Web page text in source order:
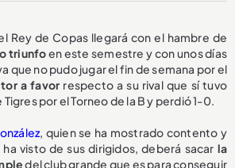
Rey de Copas llegará con el hambre de
triunfoen este semestre y con unos días
que no pudo jugar el fin de semana por el
a favor respecto a su rival que sí tuvo
por el Torneo de la B y perdió 1-0.
, quien se ha mostrado contento y
visto de sus dirigidos, deberá sacar la
del club grande que es para conseguir